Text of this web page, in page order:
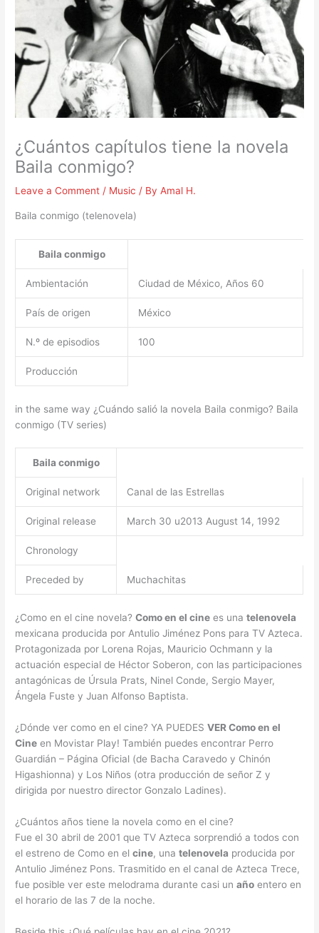
¿Cuántos capítulos tiene la novela
Baila conmigo?
Leave a Comment / Music / ByAmal H.
Baila conmigo (telenovela)
Baila conmigo
Ambientación Ciudad de México, Años 60
País de origen México
N.º de episodios 100
Producción
in the same way ¿Cuándo salió la novela Baila conmigo? Baila
conmigo (TV series)
Baila conmigo
Original network Canal de las Estrellas
Original release March 30 u2013 August 14, 1992
Chronology
Preceded by Muchachitas
¿Como en el cine novela?Como en el cine es unatelenovela
mexicana producida por Antulio Jiménez Pons para TV Azteca.
Protagonizada por Lorena Rojas, Mauricio Ochmann y la
actuación especial de Héctor Soberon, con las participaciones
antagónicas de Úrsula Prats, Ninel Conde, Sergio Mayer,
Ángela Fuste y Juan Alfonso Baptista.
¿Dónde ver como en el cine? YA PUEDESVER Como en el
Cine en Movistar Play! También puedes encontrar Perro
Guardián – Página Oficial (de Bacha Caravedo y Chinón
Higashionna) y Los Niños (otra producción de señor Z y
dirigida por nuestro director Gonzalo Ladines).
¿Cuántos años tiene la novela como en el cine?
Fue el 30 abril de 2001 que TV Azteca sorprendió a todos con
el estreno de Como en elcine, unatelenovela producida por
Antulio Jiménez Pons. Trasmitido en el canal de Azteca Trece,
fue posible ver este melodrama durante casi unaño entero en
el horario de las 7 de la noche.